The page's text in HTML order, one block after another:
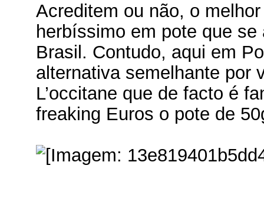
Acreditem ou não, o
herbíssimo em pote que
Brasil. Contudo, aqui em
alternativa semelhante por
L’occitane que de facto é
freaking Euros o pote de